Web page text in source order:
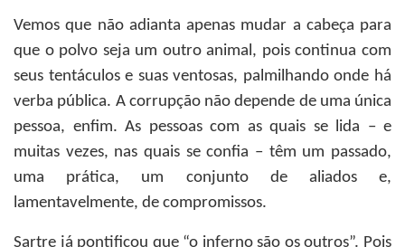
Vemos que não adianta apenas mudar a cabeça para
que o polvo seja um outro animal, pois continua com
seus tentáculos e suas ventosas, palmilhando onde há
verba pública. A corrupção não depende de uma única
pessoa, enfim. As pessoas com as quais se lida – e
muitas vezes, nas quais se confia – têm um passado,
uma prática, um conjunto de aliados e,
lamentavelmente, de compromissos.
Sartre já pontificou que “o inferno são os outros”. Pois